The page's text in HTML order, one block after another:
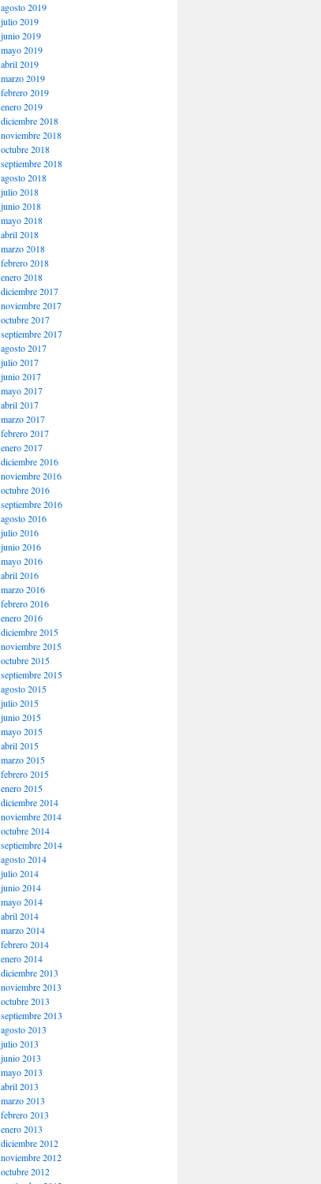
agosto 2019
julio 2019
junio 2019
mayo 2019
abril 2019
marzo 2019
febrero 2019
enero 2019
diciembre 2018
noviembre 2018
octubre 2018
septiembre 2018
agosto 2018
julio 2018
junio 2018
mayo 2018
abril 2018
marzo 2018
febrero 2018
enero 2018
diciembre 2017
noviembre 2017
octubre 2017
septiembre 2017
agosto 2017
julio 2017
junio 2017
mayo 2017
abril 2017
marzo 2017
febrero 2017
enero 2017
diciembre 2016
noviembre 2016
octubre 2016
septiembre 2016
agosto 2016
julio 2016
junio 2016
mayo 2016
abril 2016
marzo 2016
febrero 2016
enero 2016
diciembre 2015
noviembre 2015
octubre 2015
septiembre 2015
agosto 2015
julio 2015
junio 2015
mayo 2015
abril 2015
marzo 2015
febrero 2015
enero 2015
diciembre 2014
noviembre 2014
octubre 2014
septiembre 2014
agosto 2014
julio 2014
junio 2014
mayo 2014
abril 2014
marzo 2014
febrero 2014
enero 2014
diciembre 2013
noviembre 2013
octubre 2013
septiembre 2013
agosto 2013
julio 2013
junio 2013
mayo 2013
abril 2013
marzo 2013
febrero 2013
enero 2013
diciembre 2012
noviembre 2012
octubre 2012